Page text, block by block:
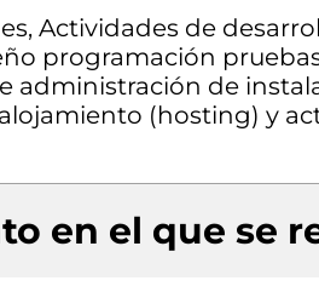
Actividades de
programación
administración de
(hosting) y
en el que se